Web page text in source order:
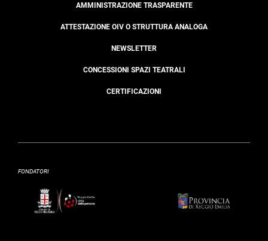
AMMINISTRAZIONE TRASPARENTE
ATTESTAZIONE OIV O STRUTTURA ANALOGA
NEWSLETTER
CONCESSIONI SPAZI TEATRALI
CERTIFICAZIONI
FONDATORI